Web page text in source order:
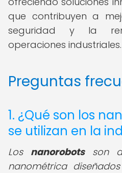
que contribuyen a
seguridad y la
operaciones industriales.
Preguntas
1. ¿Qué son los
se utilizan en la
Los nanorobotsson
nanométrica